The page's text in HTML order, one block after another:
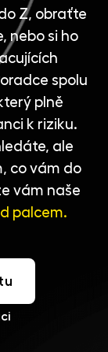
Z, obraťte
nebo si ho
spolu
plně
k riziku.
ale
co vám do
vám naše
palcem.